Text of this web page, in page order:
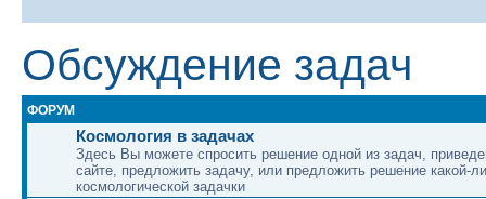
Обсуждение задач
ФОРУМ
Космология в задачах
Здесь Вы можете спросить решение одной из задач,
сайте, предложить задачу, или предложить решение какой-
космологической задачки